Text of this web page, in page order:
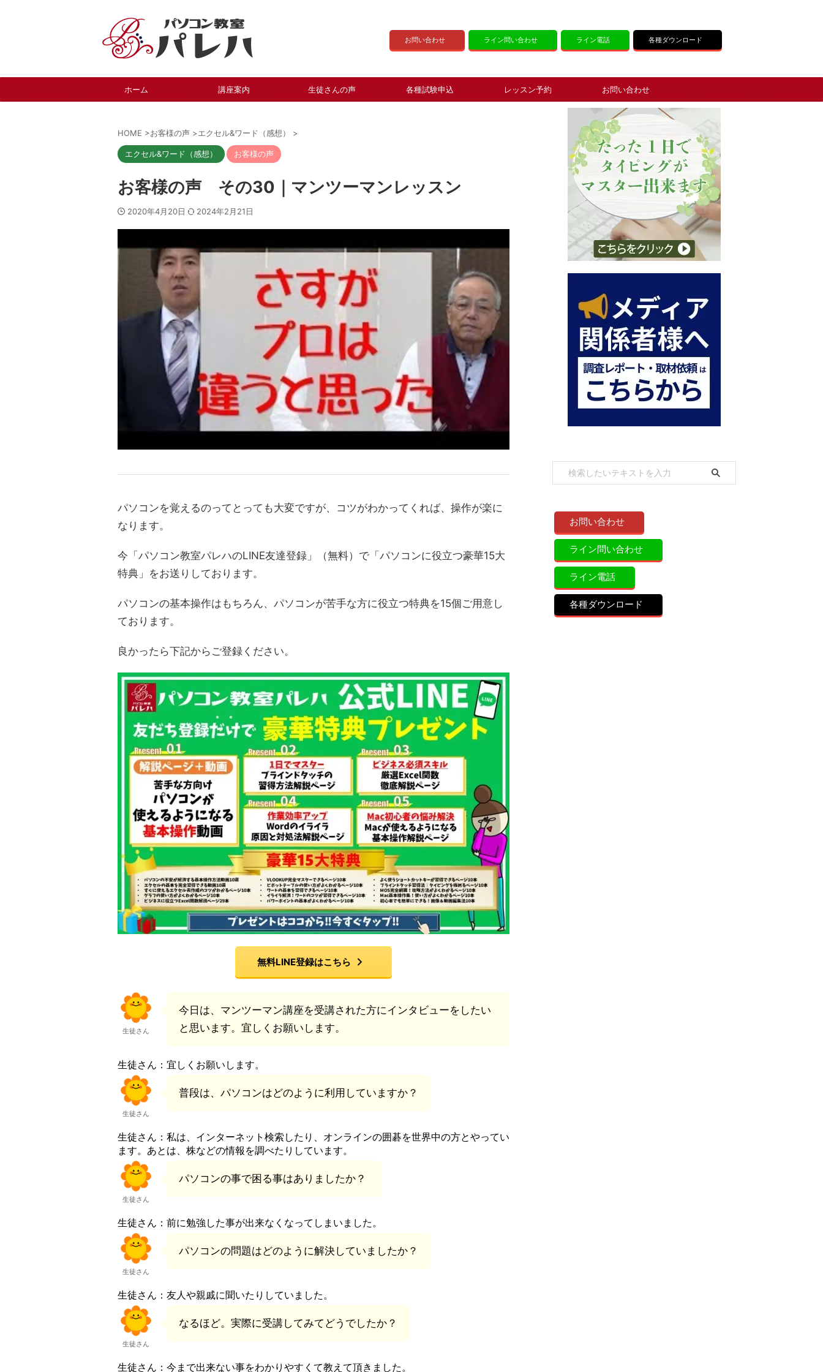
お問い合わせ ライン問い合わせ ライン電話 各種ダウンロード
ホーム 講座案内 生徒さんの声 各種試験申込 レッスン予約 お問い合わせ
HOME >お客様の声 >エクセル&ワード（感想） >
エクセル&ワード（感想） お客様の声
お客様の声 その30｜マンツーマンレッスン
2020年4月20日 2024年2月21日
パソコンを覚えるのってとっても大変ですが、コツがわかってくれば、操作が楽に
なります。
今「パソコン教室パレハのLINE友達登録」（無料）で「パソコンに役立つ豪華15大
特典」をお送りしております。
パソコンの基本操作はもちろん、パソコンが苦手な方に役立つ特典を15個ご用意し
ております。
良かったら下記からご登録ください。
無料LINE登録はこちら
生徒さん
今日は、マンツーマン講座を受講された方にインタビューをしたい
と思います。宜しくお願いします。
生徒さん：宜しくお願いします。
生徒さん
普段は、パソコンはどのように利用していますか？
生徒さん：私は、インターネット検索したり、オンラインの囲碁を世界中の方とやってい
ます。あとは、株などの情報を調べたりしています。
生徒さん
パソコンの事で困る事はありましたか？
生徒さん：前に勉強した事が出来なくなってしまいました。
生徒さん
パソコンの問題はどのように解決していましたか？
生徒さん：友人や親戚に聞いたりしていました。
生徒さん
なるほど。実際に受講してみてどうでしたか？
生徒さん：今まで出来ない事をわかりやすくて教えて頂きました。
お問い合わせ
ライン問い合わせ
ライン電話
各種ダウンロード